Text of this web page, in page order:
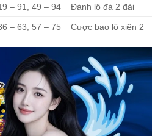
– 91, 49 – 94 Đánh lô đá 2 đài
– 63, 57 – 75 Cược bao lô xiên 2